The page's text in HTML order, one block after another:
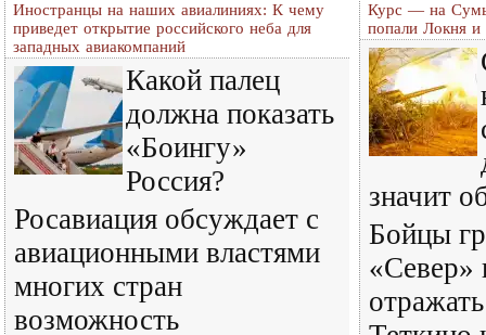
Иностранцы на наших авиалиниях: К чему
приведет открытие российского неба для
западных авиакомпаний
Какой палец
должна показать
«Боингу»
Россия?
Росавиация обсуждает с
авиационными властями
многих стран
возможность
Курс — на
попали Локня и
значит
Бойцы
«Север»